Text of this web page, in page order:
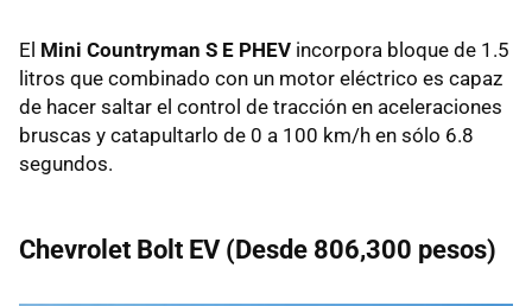
El Mini Countryman S E PHEV incorpora bloque de 1.5
litros que combinado con un motor eléctrico es capaz
de hacer saltar el control de tracción en aceleraciones
bruscas y catapultarlo de 0 a 100 km/h en sólo 6.8
segundos.
Chevrolet Bolt EV (Desde 806,300 pesos)